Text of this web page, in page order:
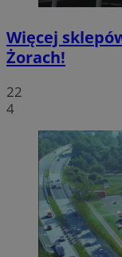
Więcej
Żorach!
22
4